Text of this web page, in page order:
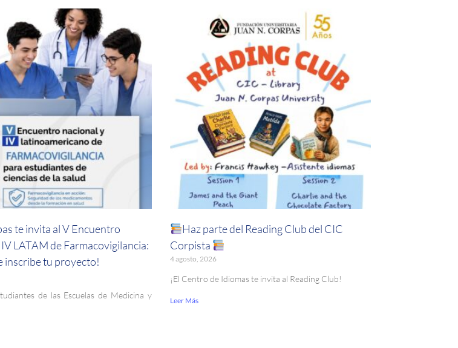
te invita al V Encuentro
LATAM de Farmacovigilancia:
inscribe tu proyecto!
de las Escuelas de Medicina y
Haz parte del Reading Club del CIC
Corpista
4 agosto, 2026
¡El Centro de Idiomas te invita al Reading Club!
Leer Más